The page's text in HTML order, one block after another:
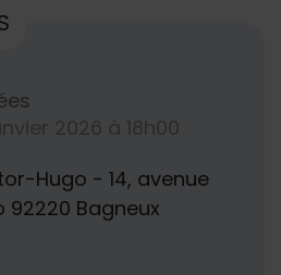
2026 à 18h00
Hugo - 14, avenue
Bagneux